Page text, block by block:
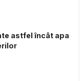
astfel încât apa